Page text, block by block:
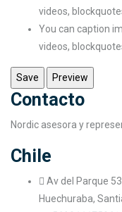
videos,
You can caption
videos,
Contacto
Nordic asesora y
Chile
Av del Parque
Huechuraba,